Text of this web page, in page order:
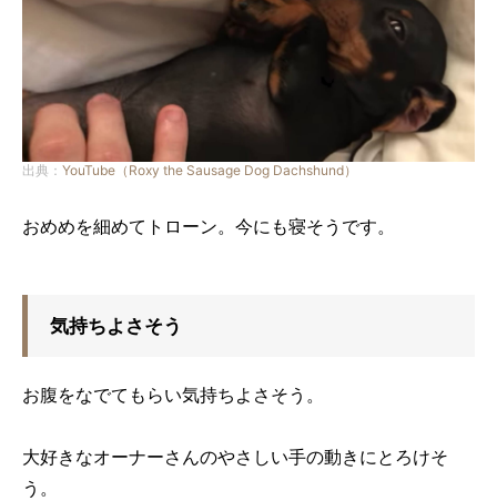
出典： YouTube（Roxy the Sausage Dog Dachshund）
おめめを細めてトローン。今にも寝そうです。
気持ちよさそう
お腹をなでてもらい気持ちよさそう。
大好きなオーナーさんのやさしい手の動きにとろけそ
う。